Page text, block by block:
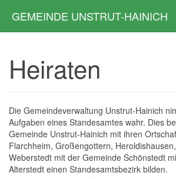
GEMEINDE UNSTRUT-HAINICH
Heiraten
Die Gemeindeverwaltung Unstrut-Hainich
Aufgaben eines Standesamtes wahr. Dies
Gemeinde Unstrut-Hainich mit ihren
Flarchheim, Großengottern,
Weberstedt mit der Gemeinde Schönstedt
Alterstedt einen Standesamtsbezirk bilden.